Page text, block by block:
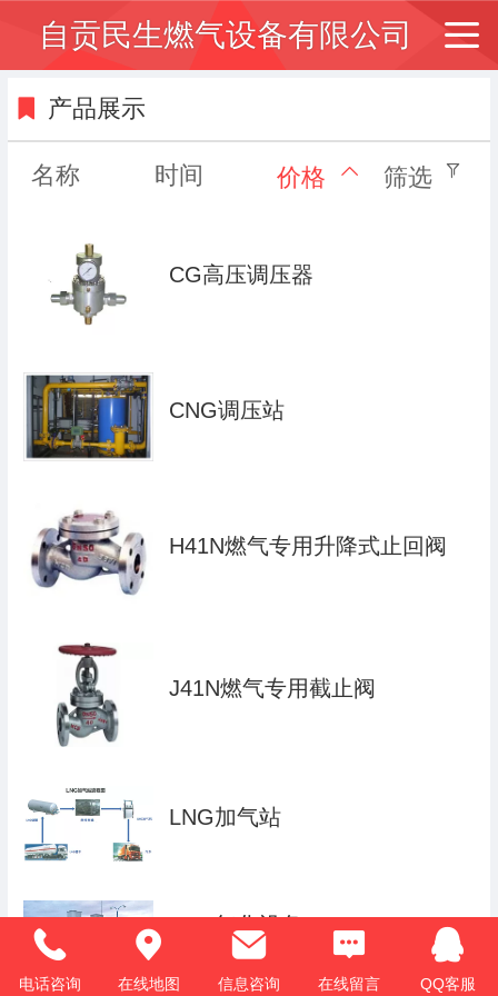
自贡民生燃气设备有限公司
产品展示
名称 时间 价格 筛选
CG高压调压器
CNG调压站
H41N燃气专用升降式止回阀
J41N燃气专用截止阀
LNG加气站
LNG气化设备
电话咨询 在线地图 信息咨询 在线留言 QQ客服